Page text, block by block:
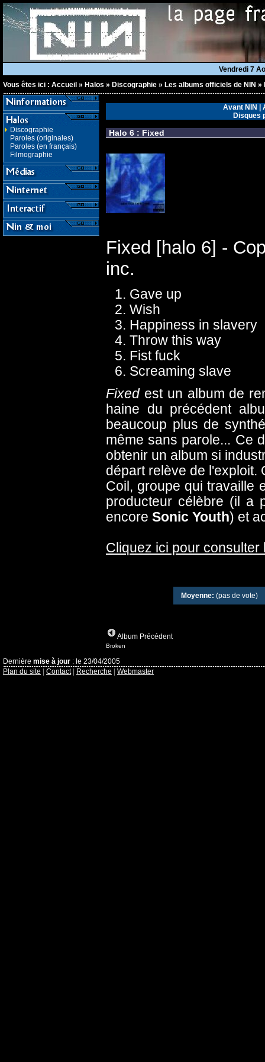
Vendredi 7
Vous êtes ici : Accueil » Halos » Discographie » Les albums officiels de NIN »
Discographie
Paroles (originales)
Paroles (en français)
Filmographie
Avant NIN
Disques
Halo 6 : Fixed
Fixed [halo 6] -
inc.
Gave up
Wish
Happiness in slavery
Throw this way
Fist fuck
Screaming slave
Fixedest un album de
haine du précédent
beaucoup plus de
même sans parole... Ce
obtenir un album si
départ relève de l'exploit.
Coil, groupe qui travaille
producteur célèbre (il a
encore Sonic Youth) et
Cliquez ici pour
Moyenne: (pas de vote)
Album Précédent
Broken
Dernière mise à jour : le 23/04/2005
Plan du site
Contact| Recherche Webmaster